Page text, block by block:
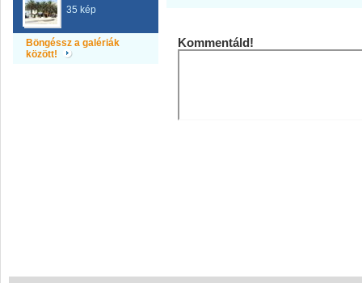
35 kép
Böngéssz a galériák
között!
Kommentáld!